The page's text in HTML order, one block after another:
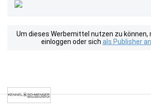
Um dieses Werbemittel nutzen zu können,
einloggen oder sich als Publisher